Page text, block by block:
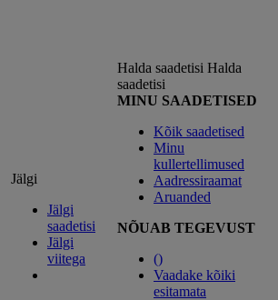
Jälgi
Jälgi
saadetisi
Jälgi
viitega
Halda saadetisi Halda
saadetisi
MINU SAADETISED
Kõik saadetised
Minu
kullertellimused
Aadressiraamat
Aruanded
NÕUAB TEGEVUST
()
Vaadake kõiki
esitamata